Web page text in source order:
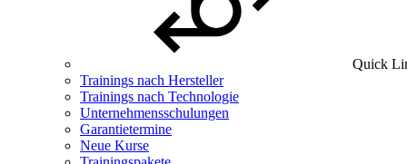
Quick
Trainings nach Hersteller
Trainings nach Technologie
Unternehmensschulungen
Garantietermine
Neue Kurse